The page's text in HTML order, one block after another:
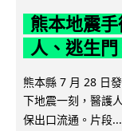
熊本地震
人、逃生
熊本縣 7 月 28 日
下地震一刻，醫護
保出口流通。片段...